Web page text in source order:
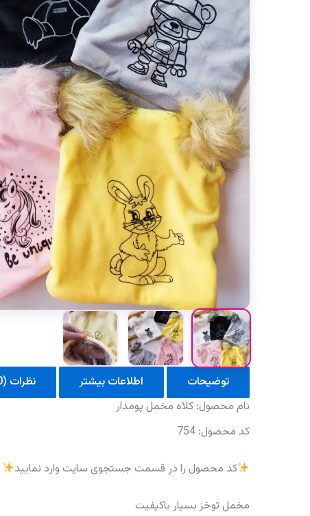
توضیحات اطلاعات بیشتر
نظرات (0)
نام محصول: کلاه مخمل پومدار
کد محصول: 754
کد محصول را در قسمت جستجوی سایت وارد نمایید
مخمل توخز بسیار باکیفیت